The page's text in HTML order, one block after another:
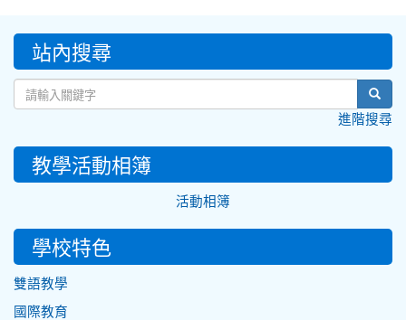
::: 站內搜尋
進階搜尋
教學活動相簿
活動相簿
學校特色
雙語教學
國際教育